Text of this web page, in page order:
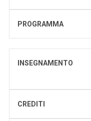
PROGRAMMA
INSEGNAMENTO
CREDITI